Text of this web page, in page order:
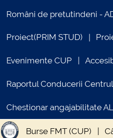
Români de pretutindeni -
Proiect(PRIM STUD)
Evenimente CUP
Raportul Conducerii
Chestionar angajabilitate
Burse FMT (CUP)